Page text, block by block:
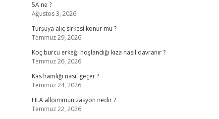
5A ne ?
Ağustos 3, 2026
Turşuya alıç sirkesi konur mu ?
Temmuz 29, 2026
Koç burcu erkeği hoşlandığı kıza nasıl davranır ?
Temmuz 26, 2026
Kas hamlığı nasıl geçer ?
Temmuz 24, 2026
HLA alloimmünizasyon nedir ?
Temmuz 22, 2026